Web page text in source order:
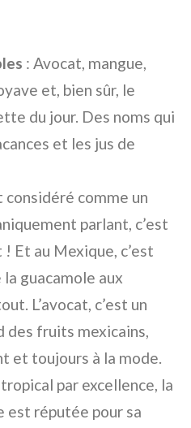
: Avocat, mangue,
et, bien sûr, le
du jour. Des noms qui
et les jus de
considéré comme un
parlant, c’est
Et au Mexique, c’est
guacamole aux
L’avocat, c’est un
des fruits mexicains,
et toujours à la mode.
par excellence, la
est réputée pour sa